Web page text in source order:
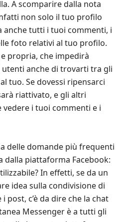
A scomparire dalla nota
non solo il tuo profilo
anche tutti i tuoi commenti, i
foto relativi al tuo profilo.
propria, che impedirà
anche di trovarti tra gli
tuo. Se dovessi ripensarci
riattivato, e gli altri
i tuoi commenti e i
delle domande più frequenti
dalla piattaforma Facebook:
In effetti, se da un
idea sulla condivisione di
c’è da dire che la chat
Messenger è a tutti gli